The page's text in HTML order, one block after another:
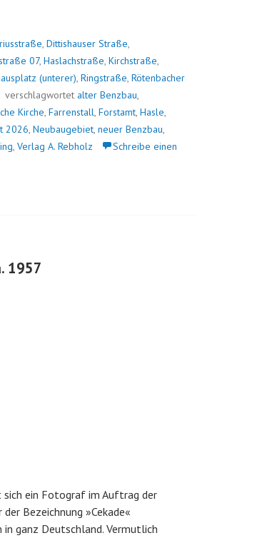
, Dittishauser Straße,
07, Haslachstraße, Kirchstraße,
(unterer), Ringstraße, Rötenbacher
verschlagwortet alter Benzbau,
Kirche, Farrenstall, Forstamt, Hasle,
2026, Neubaugebiet, neuer Benzbau,
, Verlag A. Rebholz
Schreibe einen
1957
sich ein Fotograf im Auftrag der
Bezeichnung »Cekade«
ganz Deutschland. Vermutlich